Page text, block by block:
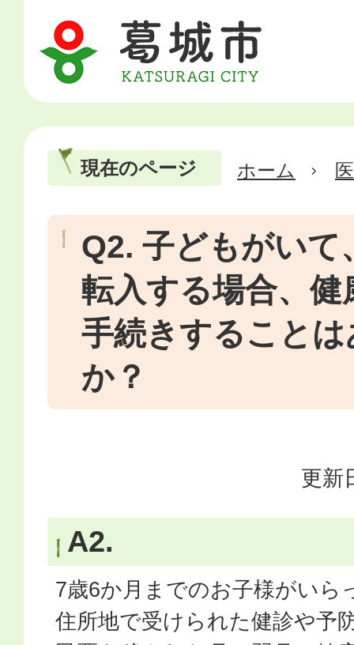
現在のページ ホーム
Q2. 子どもがいて
転入する場合、健
手続きすること
か？
更新
A2.
7歳6か月までのお子様がいら
住所地で受けられた健診や予